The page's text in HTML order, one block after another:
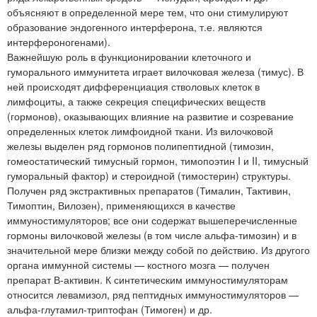
объясняют в определенной мере тем, что они стимулируют
образование эндогенного интерферона, т.е. являются
интерфероногенами).
Важнейшую роль в функционировании клеточного и
гуморального иммунитета играет вилочковая железа (тимус). В
ней происходят дифференциация стволовых клеток в
лимфоциты, а также секреция специфических веществ
(гормонов), оказывающих влияние на развитие и созревание
определенных клеток лимфоидной ткани. Из вилочковой
железы выделен ряд гормонов полипептидной (тимозин,
гомеостатический тимусный гормон, тимопоэтин I и II, тимусный
гуморальный фактор) и стероидной (тимостерин) структуры.
Получен ряд экстрактивных препаратов (Тималин, Тактивин,
Тимоптин, Вилозен), применяющихся в качестве
иммуностимуляторов; все они содержат вышеперечисленные
гормоны вилочковой железы (в том числе альфа-тимозин) и в
значительной мере близки между собой по действию. Из другого
органа иммунной системы — костного мозга — получен
препарат В-активин. К синтетическим иммуностимуляторам
относится левамизол, ряд пептидных иммуностимуляторов —
альфа-глутамил-триптофан (Тимоген) и др.